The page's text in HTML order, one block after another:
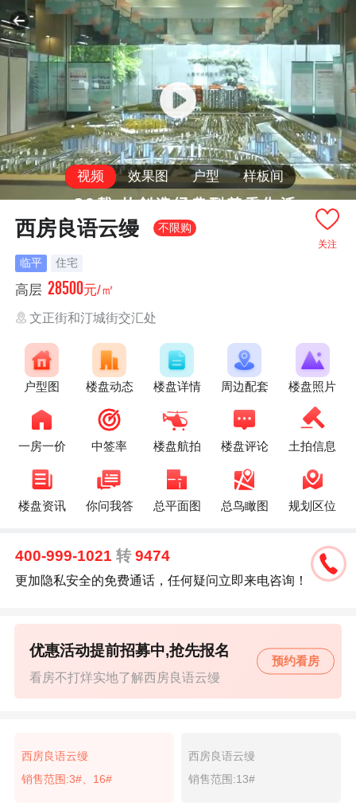
视频 效果图 户型 样板间
关注
西房良语云缦 不限购
临平 住宅
高层 28500元/㎡
文正街和汀城街交汇处
户型图 楼盘动态 楼盘详情 周边配套 楼盘照片
一房一价 中签率 楼盘航拍 楼盘评论 土拍信息
楼盘资讯 你问我答 总平面图 总鸟瞰图 规划区位
400-999-1021转 9474
更加隐私安全的免费通话，任何疑问立即来电咨询！
看房不打烊实地了解西房良语云缦
优惠活动提前招募中,抢先报名
预约看房
西房良语云缦
销售范围:3#、16#
西房良语云缦
销售范围:13#